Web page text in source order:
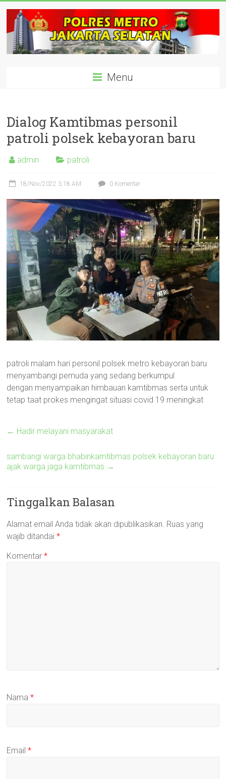
content
polisijaksel Menu
Dialog Kamtibmas personil
patroli polsek kebayoran baru
admin patroli
18/Nov/2022 3:18 AM 0 Komentar
patroli malam hari personil polsek metro kebayoran baru
menyambangi pemuda yang sedang berkumpul
dengan menyampaikan himbauan kamtibmas serta untuk
tetap taat prokes mengingat situasi covid 19 meningkat
← Hadir melayani masyarakat
sambangi warga bhabinkamtibmas polsek kebayoran baru
ajak warga jaga kamtibmas →
Tinggalkan Balasan
Alamat email Anda tidak akan dipublikasikan. Ruas yang
wajib ditandai*
Komentar*
Nama*
Email*